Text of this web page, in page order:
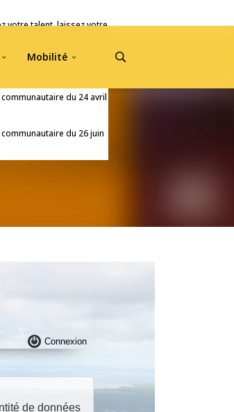
votre talent, laissez votre
Jou A Tradisyon
du 24 avril
du 26 juin
Mobilité